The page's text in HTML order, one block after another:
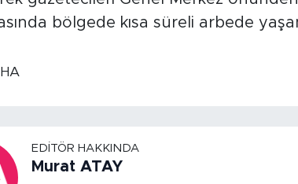
bölgede kısa süreli arbede
İHA
EDITÖR HAKKINDA
Murat ATAY